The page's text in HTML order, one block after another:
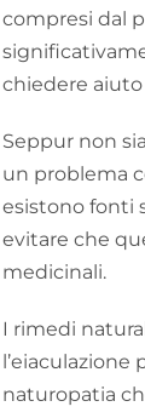
compresi dal
chiedere
Seppur non
un problema
esistono fonti
evitare che
medicinali.
I rimedi
l’eiaculazione
naturopatia